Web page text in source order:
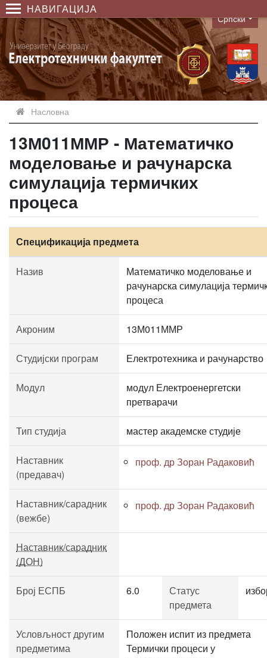
НАВИГАЦИЈА
Language
Српски
Насловна
13М011ММР - Математичко
моделовање и рачунарска
симулација термичких
процеса
Спецификација предмета
Назив
Математичко моделовање и
рачунарска симулација
процеса
Акроним 13М011ММР
Студијски програм Електротехника и рачунарство
Модул
модул Електроенергетски
претварачи
Тип студија мастер академске студије
Наставник
(предавач)
проф. др Зоран Радаковић
Наставник/сарадник
(вежбе)
проф. др Зоран Радаковић
Наставник/сарадник
(ДОН)
Број ЕСПБ 6.0
Статус
предмета
Условљност другим
предметима
Положен испит из предмета
Термички процеси у